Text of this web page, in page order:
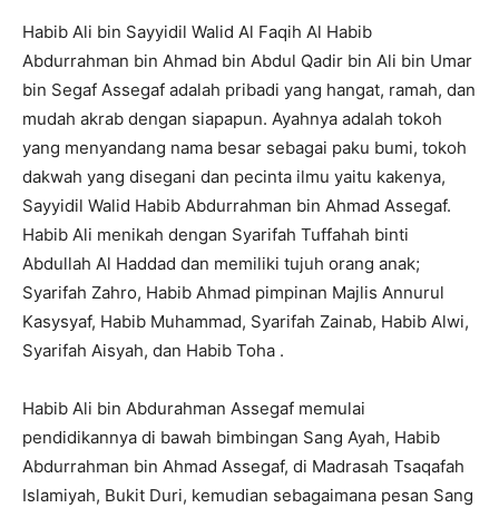
Habib Ali bin Sayyidil Walid Al Faqih Al Habib
Abdurrahman bin Ahmad bin Abdul Qadir bin Ali bin Umar
bin Segaf Assegaf adalah pribadi yang hangat, ramah, dan
mudah akrab dengan siapapun. Ayahnya adalah tokoh
yang menyandang nama besar sebagai paku bumi, tokoh
dakwah yang disegani dan pecinta ilmu yaitu kakenya,
Sayyidil Walid Habib Abdurrahman bin Ahmad Assegaf.
Habib Ali menikah dengan Syarifah Tuffahah binti
Abdullah Al Haddad dan memiliki tujuh orang anak;
Syarifah Zahro, Habib Ahmad pimpinan Majlis Annurul
Kasysyaf, Habib Muhammad, Syarifah Zainab, Habib Alwi,
Syarifah Aisyah, dan Habib Toha .
Habib Ali bin Abdurahman Assegaf memulai
pendidikannya di bawah bimbingan Sang Ayah, Habib
Abdurrahman bin Ahmad Assegaf, di Madrasah Tsaqafah
Islamiyah, Bukit Duri, kemudian sebagaimana pesan Sang